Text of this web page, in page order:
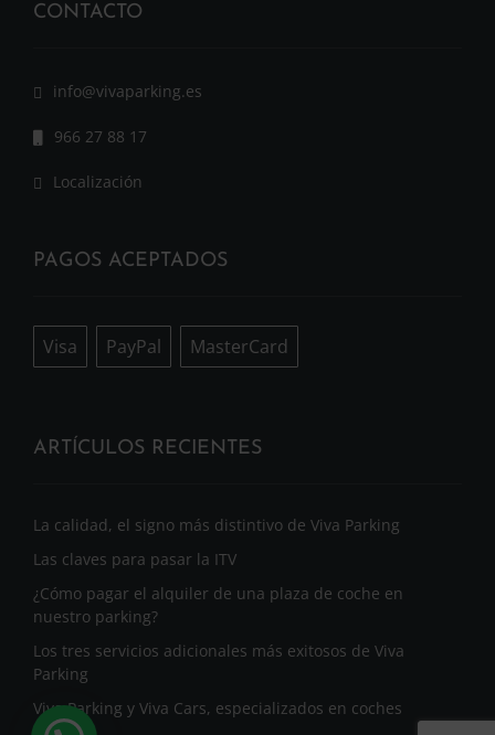
CONTACTO
info@vivaparking.es
966 27 88 17
Localización
PAGOS ACEPTADOS
Visa PayPal MasterCard
ARTÍCULOS RECIENTES
La calidad, el signo más distintivo de Viva Parking
Las claves para pasar la ITV
¿Cómo pagar el alquiler de una plaza de coche en
nuestro parking?
Los tres servicios adicionales más exitosos de Viva
Parking
Viva Parking y Viva Cars, especializados en coches